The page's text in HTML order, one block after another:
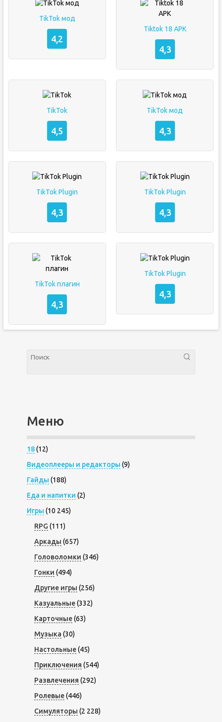
TikTok мод
4,2
Tiktok 18 APK
4,3
TikTok
4,5
TikTok мод
4,3
TikTok Plugin
4,3
TikTok Plugin
4,3
TikTok плагин
4,3
TikTok Plugin
4,3
Меню
18(12)
Видеоплееры и редакторы (9)
Гайды (188)
Еда и напитки (2)
Игры (10 245)
RPG (111)
Аркады (657)
Головоломки (346)
Гонки (494)
Другие игры (256)
Казуальные(332)
Карточные(63)
Музыка (30)
Настольные(45)
Приключения (544)
Развлечения (292)
Ролевые(446)
Симуляторы (2 228)